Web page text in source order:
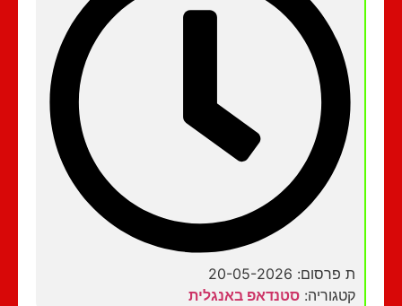
ת פרסום: 20-05-2026
קטגוריה:סטנדאפ באנגלית